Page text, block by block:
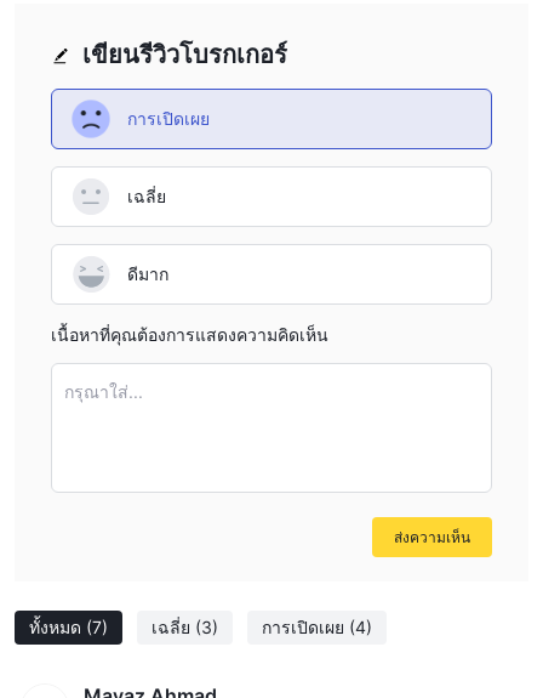
ทั้งหมด (7) เฉลี่ย (3) การเปิดเผย (4)
เขียนรีวิวโบรกเกอร์
การเปิดเผย
เฉลี่ย
ดีมาก
เนื้อหาที่คุณต้องการแสดงความคิดเห็น
กรุณาใส่...
ส่งความเห็น